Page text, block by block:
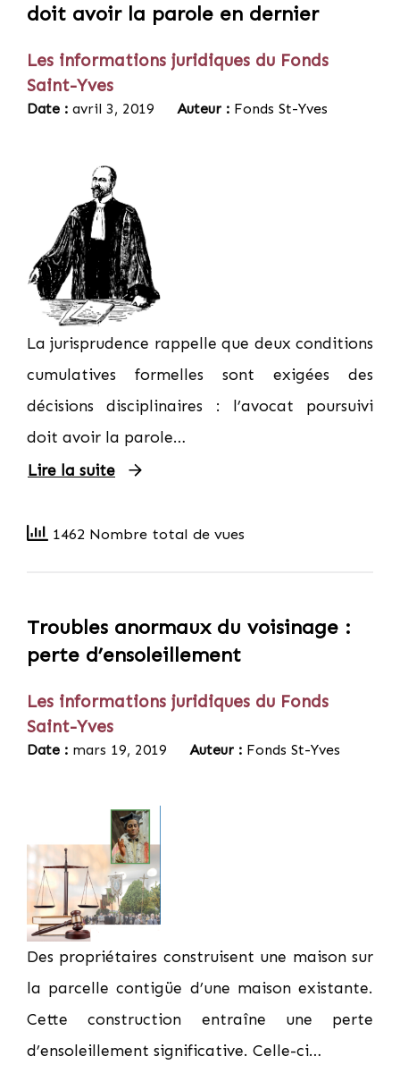
doit avoir la parole en dernier
Les informations juridiques du Fonds
Saint-Yves
Date : avril 3, 2019 Auteur : Fonds St-Yves
La jurisprudence rappelle que deux conditions
cumulatives formelles sont exigées des
décisions disciplinaires : l’avocat poursuivi
doit avoir la parole…
Lire la suite
1462 Nombre total de vues
Troubles anormaux du voisinage :
perte d’ensoleillement
Les informations juridiques du Fonds
Saint-Yves
Date : mars 19, 2019 Auteur : Fonds St-Yves
Des propriétaires construisent une maison sur
la parcelle contigüe d’une maison existante.
Cette construction entraîne une perte
d’ensoleillement significative. Celle-ci…